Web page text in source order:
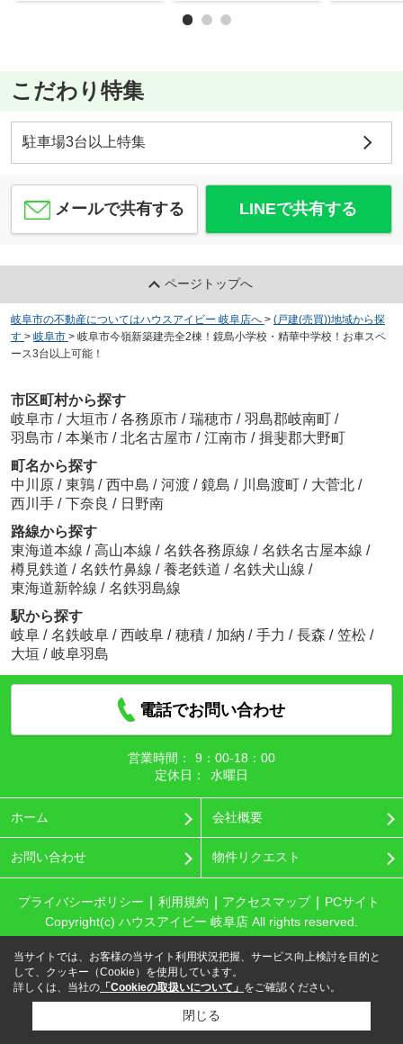
こだわり特集
駐車場3台以上特集
メールで共有する LINEで共有する
ページトップへ
岐阜市の不動産についてはハウスアイビー 岐阜店へ > (戸建(売買))地域から探
す > 岐阜市 > 岐阜市今嶺新築建売全2棟！鏡島小学校・精華中学校！お車スペ
ース3台以上可能！
市区町村から探す
岐阜市 / 大垣市 / 各務原市 / 瑞穂市 / 羽島郡岐南町 /
羽島市 / 本巣市 / 北名古屋市 / 江南市 / 揖斐郡大野町
町名から探す
中川原 / 東鶉 / 西中島 / 河渡 / 鏡島 / 川島渡町 / 大菅北 /
西川手 / 下奈良 / 日野南
路線から探す
東海道本線 / 高山本線 / 名鉄各務原線 / 名鉄名古屋本線 /
樽見鉄道 / 名鉄竹鼻線 / 養老鉄道 / 名鉄犬山線 /
東海道新幹線 / 名鉄羽島線
駅から探す
岐阜 / 名鉄岐阜 / 西岐阜 / 穂積 / 加納 / 手力 / 長森 / 笠松 /
大垣 / 岐阜羽島
電話でお問い合わせ
営業時間：
9：00‐18：00
定休日：
水曜日
ホーム 会社概要
お問い合わせ 物件リクエスト
プライバシーポリシー 利用規約 アクセスマップ
PCサイト
Copyright(c) ハウスアイビー 岐阜店 All rights reserved.
当サイトでは、お客様の当サイト利用状況把握、サービス向上検討を目的と
して、クッキー（Cookie）を使用しています。
詳しくは、当社の 「Cookieの取扱いについて」 をご確認ください。
閉じる